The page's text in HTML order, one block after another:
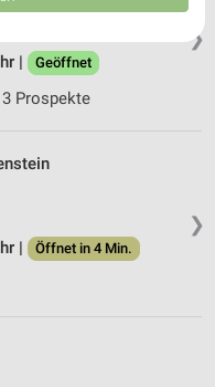
❯
|
Geöffnet
Prospekte
❯
|
Öffnet in 4 Min.